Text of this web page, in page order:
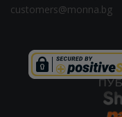
customers@monna.bg